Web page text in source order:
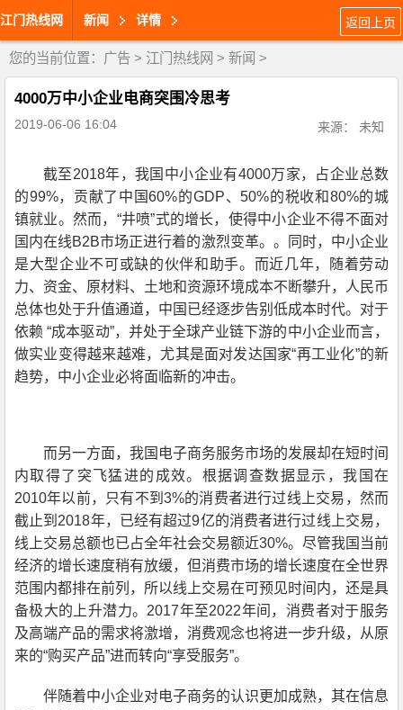
江门热线网 新闻 详情 返回上页
您的当前位置： 广告 > 江门热线网 > 新闻 >
4000万中小企业电商突围冷思考
2019-06-06 16:04 来源： 未知
截至2018年，我国中小企业有4000万家，占企业总数
的99%，贡献了中国60%的GDP、50%的税收和80%的城
镇就业。然而，“井喷”式的增长，使得中小企业不得不面对
国内在线B2B市场正进行着的激烈变革。。同时，中小企业
是大型企业不可或缺的伙伴和助手。而近几年，随着劳动
力、资金、原材料、土地和资源环境成本不断攀升，人民币
总体也处于升值通道，中国已经逐步告别低成本时代。对于
依赖 “成本驱动”，并处于全球产业链下游的中小企业而言，
做实业变得越来越难，尤其是面对发达国家“再工业化”的新
趋势，中小企业必将面临新的冲击。
而另一方面，我国电子商务服务市场的发展却在短时间
内取得了突飞猛进的成效。 根据调查数据显示，我国在
2010年以前，只有不到3%的消费者进行过线上交易，然而
截止到 2018年， 已经有超过9亿的消费者进行过线上交易，
线上交易总额也已占全年社会交易额近30%。尽管我国当前
经济的增长速度稍有放缓，但消费市场的增长速度在全世界
范围内都排在前列，所以线上交易在可预见时间内， 还是具
备极大的 上升潜力。2017年至2022年间，消费者对于服务
及高端产品的需求将激增，消费观念也将进一步升级，
从原
来的“购买产品”进而转向“享受服务”。
伴随着中小企业对电子商务的认识更加成熟， 其在信息